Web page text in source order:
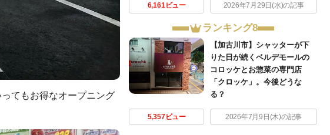
てもお得なオープニング
6,161ビュー 2026年7月29日(水)の記事
ランキング8
【加古川市】シャッターが下
りた日が続くベルデモールの
コロッケとお惣菜の専門店
「クロッケ」。今後どうな
る？
5,357ビュー 2026年7月9日(木)の記事